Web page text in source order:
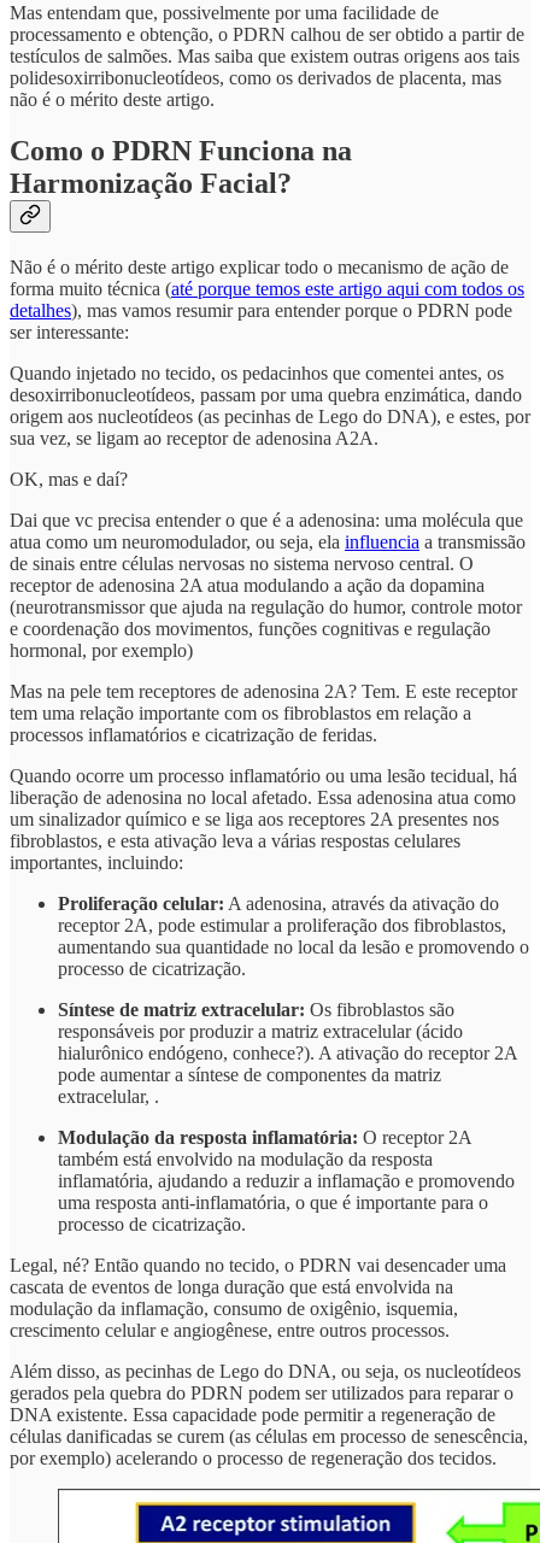
Mas entendam que, possivelmente por uma facilidade de
processamento e obtenção, o PDRN calhou de ser obtido a partir de
testículos de salmões. Mas saiba que existem outras origens aos tais
polidesoxirribonucleotídeos, como os derivados de placenta, mas
não é o mérito deste artigo.
Como o PDRN Funciona na
Harmonização Facial?
Não é o mérito deste artigo explicar todo o mecanismo de ação de
forma muito técnica (até porque temos este artigo aqui com todos os
detalhes), mas vamos resumir para entender porque o PDRN pode
ser interessante:
Quando injetado no tecido, os pedacinhos que comentei antes, os
desoxirribonucleotídeos, passam por uma quebra enzimática, dando
origem aos nucleotídeos (as pecinhas de Lego do DNA), e estes, por
sua vez, se ligam ao receptor de adenosina A2A.
OK, mas e daí?
Dai que vc precisa entender o que é a adenosina: uma molécula que
atua como um neuromodulador, ou seja, ela influencia a transmissão
de sinais entre células nervosas no sistema nervoso central. O
receptor de adenosina 2A atua modulando a ação da dopamina
(neurotransmissor que ajuda na regulação do humor, controle motor
e coordenação dos movimentos, funções cognitivas e regulação
hormonal, por exemplo)
Mas na pele tem receptores de adenosina 2A? Tem. E este receptor
tem uma relação importante com os fibroblastos em relação a
processos inflamatórios e cicatrização de feridas.
Quando ocorre um processo inflamatório ou uma lesão tecidual, há
liberação de adenosina no local afetado. Essa adenosina atua como
um sinalizador químico e se liga aos receptores 2A presentes nos
fibroblastos, e esta ativação leva a várias respostas celulares
importantes, incluindo:
Proliferação celular: A adenosina, através da ativação do
receptor 2A, pode estimular a proliferação dos fibroblastos,
aumentando sua quantidade no local da lesão e promovendo o
processo de cicatrização.
Síntese de matriz extracelular: Os fibroblastos são
responsáveis por produzir a matriz extracelular (ácido
hialurônico endógeno, conhece?). A ativação do receptor 2A
pode aumentar a síntese de componentes da matriz
extracelular, .
Modulação da resposta inflamatória: O receptor 2A
também está envolvido na modulação da resposta
inflamatória, ajudando a reduzir a inflamação e promovendo
uma resposta anti-inflamatória, o que é importante para o
processo de cicatrização.
Legal, né? Então quando no tecido, o PDRN vai desencader uma
cascata de eventos de longa duração que está envolvida na
modulação da inflamação, consumo de oxigênio, isquemia,
crescimento celular e angiogênese, entre outros processos.
Além disso, as pecinhas de Lego do DNA, ou seja, os nucleotídeos
gerados pela quebra do PDRN podem ser utilizados para reparar o
DNA existente. Essa capacidade pode permitir a regeneração de
células danificadas se curem (as células em processo de senescência,
por exemplo) acelerando o processo de regeneração dos tecidos.